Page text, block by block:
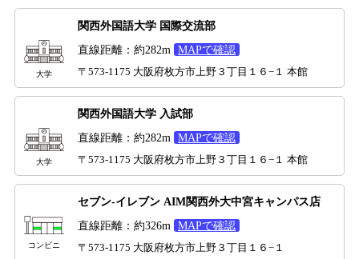
大学
関西外国語大学 国際交流部
直線距離：約282m
MAPで確認
〒573-1175 大阪府枚方市上野３丁目１６−１ 本館
大学
関西外国語大学 入試部
直線距離：約282m
MAPで確認
〒573-1175 大阪府枚方市上野３丁目１６−１ 本館
コンビニ
セブン-イレブン AIM関西外大中宮キャンパス店
直線距離：約326m
MAPで確認
〒573-1175 大阪府枚方市上野３丁目１６−１